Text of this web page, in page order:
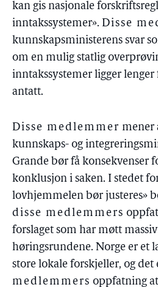
kan gis nasjonale
inntakssystemer». Disse
kunnskapsministerens svar
om en mulig statlig
inntakssystemer ligger
antatt.
Disse medlemmer mener
kunnskaps- og
Grande bør få konsekvenser
konklusjon i saken. I stedet
lovhjemmelen bør justeres»
disse medlemmers
forslaget som har møtt
høringsrundene. Norge er et
store lokale forskjeller, og det
medlemmers oppfatning